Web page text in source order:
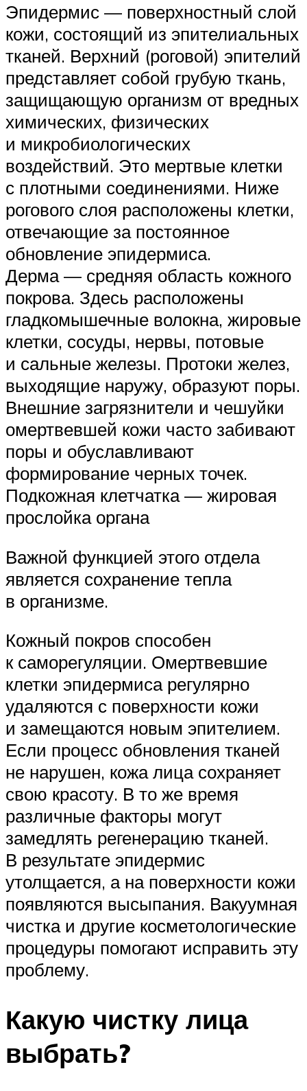
Эпидермис — поверхностный слой
кожи, состоящий из эпителиальных
тканей. Верхний (роговой) эпителий
представляет собой грубую ткань,
защищающую организм от вредных
химических, физических
и микробиологических
воздействий. Это мертвые клетки
с плотными соединениями. Ниже
рогового слоя расположены клетки,
отвечающие за постоянное
обновление эпидермиса.
Дерма — средняя область кожного
покрова. Здесь расположены
гладкомышечные волокна, жировые
клетки, сосуды, нервы, потовые
и сальные железы. Протоки желез,
выходящие наружу, образуют поры.
Внешние загрязнители и чешуйки
омертвевшей кожи часто забивают
поры и обуславливают
формирование черных точек.
Подкожная клетчатка — жировая
прослойка органа
Важной функцией этого отдела
является сохранение тепла
в организме.
Кожный покров способен
к саморегуляции. Омертвевшие
клетки эпидермиса регулярно
удаляются с поверхности кожи
и замещаются новым эпителием.
Если процесс обновления тканей
не нарушен, кожа лица сохраняет
свою красоту. В то же время
различные факторы могут
замедлять регенерацию тканей.
В результате эпидермис
утолщается, а на поверхности кожи
появляются высыпания. Вакуумная
чистка и другие косметологические
процедуры помогают исправить эту
проблему.
Какую чистку лица
выбрать?